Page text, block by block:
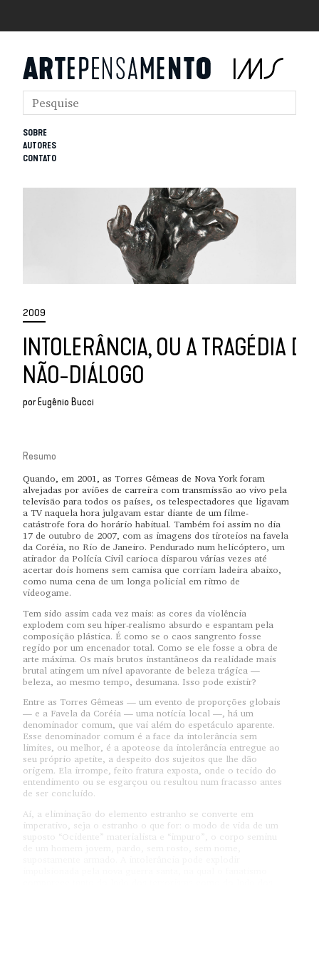
SOBRE
AUTORES
CONTATO
2009
INTOLERÂNCIA, OU A TRAGÉDIA DO
NÃO-DIÁLOGO
porEugênio Bucci
Resumo
Quando, em 2001, as Torres Gêmeas de Nova York foram
alvejadas por aviões de carreira com transmissão ao vivo pela
televisão para todos os países, os telespectadores que ligavam
a TV naquela hora julgavam estar diante de um filme-
catástrofe fora do horário habitual. Também foi assim no dia
17 de outubro de 2007, com as imagens dos tiroteios na favela
da Coréia, no Rio de Janeiro. Pendurado num helicóptero, um
atirador da Polícia Civil carioca disparou várias vezes até
acertar dois homens sem camisa que corriam ladeira abaixo,
como numa cena de um longa policial em ritmo de
videogame.
Tem sido assim cada vez mais: as cores da violência
explodem com seu hiper-realismo absurdo e espantam pela
composição plástica. É como se o caos sangrento fosse
regido por um encenador total. Como se ele fosse a obra de
arte máxima. Os mais brutos instantâneos da realidade mais
brutal atingem um nível apavorante de beleza trágica —
beleza, ao mesmo tempo, desumana. Isso pode existir?
Entre as Torres Gêmeas — um evento de proporções globais
— e a Favela da Coréia — uma notícia local —, há um
denominador comum, que vai além do espetáculo aparente.
Esse denominador comum é a face da intolerância sem
limites, ou melhor, é a apoteose da intolerância entregue ao
seu próprio apetite, a despeito dos sujeitos que lhe dão
origem. Ela irrompe, feito fratura exposta, onde o tecido do
entendimento ou se esgarçou ou resultou num fracasso antes
de ser concluído.
Aí, a eliminação do elemento estranho se converte em
imperativo, seja o estranho o que for: o modo de vida de um
suposto “Ocidente” materialista e “impuro”, o corpo seminu